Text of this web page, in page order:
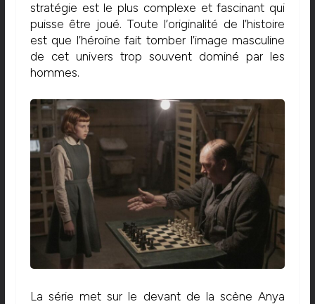
stratégie est le plus complexe et fascinant qui
puisse être joué. Toute l’originalité de l’histoire
est que l’héroïne fait tomber l’image masculine
de cet univers trop souvent dominé par les
hommes.
La série met sur le devant de la scène Anya